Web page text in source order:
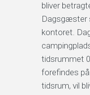
bliver
Dagsgæster
kontoret.
tidsrummet
forefindes
tidsrum, vil